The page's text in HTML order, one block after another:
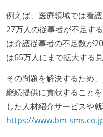
例えば、医療領域では看
27万人の従事者が不足す
は介護従事者の不足数が
は65万人にまで拡大する
その問題を解決するため
継続提供に貢献すること
した人材紹介サービスや
https://www.bm-